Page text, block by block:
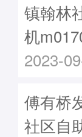
镇翰林
机
2023-
傅有桥
社区自